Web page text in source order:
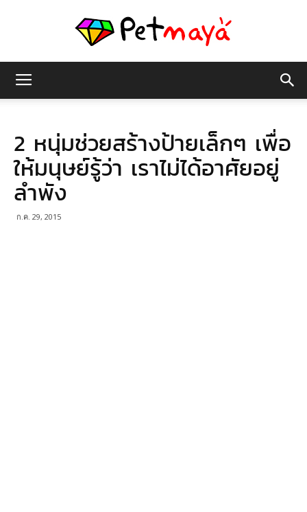
มายา
2 หนุ่มช่วยสร้างป้ายเล็กๆ เพื่อ
ให้มนุษย์รู้ว่า เราไม่ได้อาศัยอยู่
ลำพัง
ก.ค. 29, 2015